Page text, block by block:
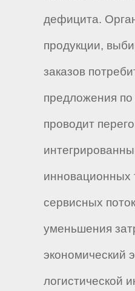
дефицита.
продукции,
заказов
предложения
проводит
инновационных
сервисных
уменьшения
экономический
логистической